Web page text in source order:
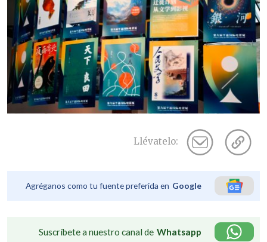
Llévatelo:
Agréganos como tu fuente preferida en Google
Suscríbete a nuestro canal de Whatsapp